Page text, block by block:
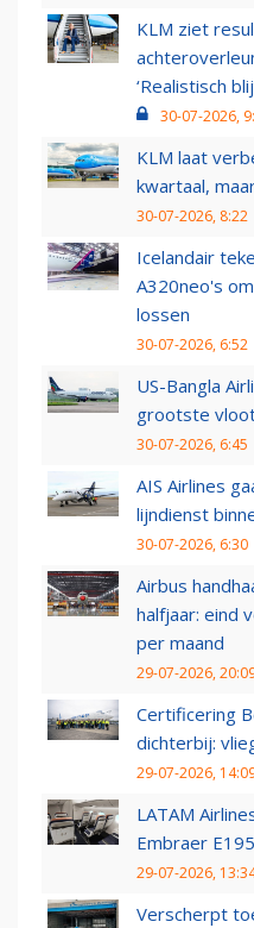
KLM ziet
‘Realistisch
30-07-2026,
KLM laat
kwartaal,
30-07-2026, 8:22
Icelandair
A320neo's
lossen
30-07-2026, 6:52
US-Bangla
grootste
30-07-2026, 6:45
AIS Airlines
lijndienst
30-07-2026, 6:30
Airbus
halfjaar: eind
per maand
29-07-2026,
Certificering
dichterbij:
29-07-2026,
LATAM
Embraer
29-07-2026,
Verscherpt